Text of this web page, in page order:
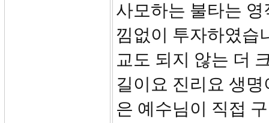
사모하는 불타는
낌없이 투자하였습
교도 되지 않는 더
길이요 진리요 생
은 예수님이 직접